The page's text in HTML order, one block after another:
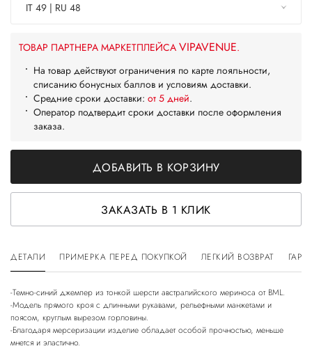
IT 49 | RU 48
ТОВАР ПАРТНЕРА МАРКЕТПЛЕЙСА VIPAVENUE.
На товар действуют ограничения по карте лояльности,
списанию бонусных баллов и условиям доставки.
Средние сроки доставки: от 5 дней.
Оператор подтвердит сроки доставки после оформления
заказа.
ДОБАВИТЬ В КОРЗИНУ
ЗАКАЗАТЬ В 1 КЛИК
ДЕТАЛИ ПРИМЕРКА ПЕРЕД ПОКУПКОЙ ЛЕГКИЙ ВОЗВРАТ
-Темно-синий джемпер из тонкой шерсти австралийского мериноса от BML.
-Модель прямого кроя с длинными рукавами, рельефными манжетами и
поясом, круглым вырезом горловины.
-Благодаря мерсеризации изделие обладает особой прочностью, меньше
мнется и эластично.